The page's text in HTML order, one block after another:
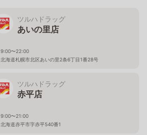
ツルハドラッグ
あいの里店
9:00〜22:00
北海道札幌市北区あいの里2条6丁目1番28号
ツルハドラッグ
赤平店
9:00〜21:00
北海道赤平市字赤平540番1